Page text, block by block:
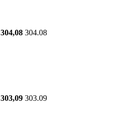
304,08 304.08
303,09 303.09